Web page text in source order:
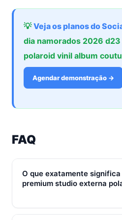
💡Veja os planos do
dia namorados 2026
polaroid vinil album
Agendar demonstração →
FAQ
O que exatamente
premium studio externa
Em 2026, dia namorados